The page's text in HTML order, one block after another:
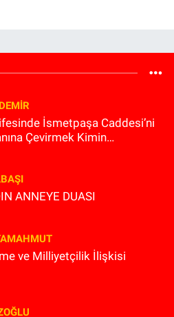
İsmetpaşa Caddesi’ni
Çevirmek Kimin
ANNEYE DUASI
ve Milliyetçilik İlişkisi